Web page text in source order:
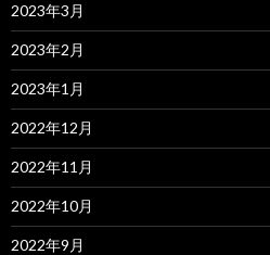
2023年3月
2023年2月
2023年1月
2022年12月
2022年11月
2022年10月
2022年9月